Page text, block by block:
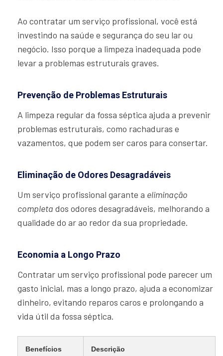
Ao contratar um serviço profissional, você está
investindo na saúde e segurança do seu lar ou
negócio. Isso porque a limpeza inadequada pode
levar a problemas estruturais graves.
Prevenção de Problemas Estruturais
A limpeza regular da fossa séptica ajuda a prevenir
problemas estruturais, como rachaduras e
vazamentos, que podem ser caros para consertar.
Eliminação de Odores Desagradáveis
Um serviço profissional garante a eliminação
completa dos odores desagradáveis, melhorando a
qualidade do ar ao redor da sua propriedade.
Economia a Longo Prazo
Contratar um serviço profissional pode parecer um
gasto inicial, mas a longo prazo, ajuda a economizar
dinheiro, evitando reparos caros e prolongando a
vida útil da fossa séptica.
Benefícios Descrição